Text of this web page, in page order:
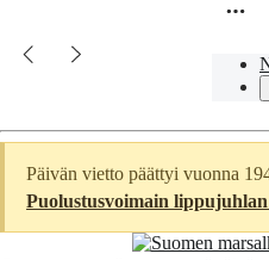
Päivän vietto päättyi vuonna
Puolustusvoimain